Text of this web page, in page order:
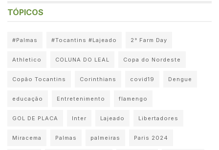
TÓPICOS
#Palmas #Tocantins #Lajeado 2° Farm Day
Athletico COLUNA DO LEAL Copa do Nordeste
Copão Tocantins Corinthians covid19 Dengue
educação Entretenimento flamengo
GOL DE PLACA Inter Lajeado Libertadores
Miracema Palmas palmeiras Paris 2024